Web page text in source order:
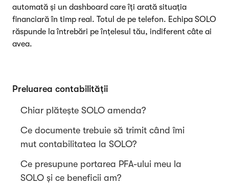
automată și un dashboard care îți arată situația
financiară în timp real. Totul de pe telefon. Echipa SOLO
răspunde la întrebări pe înțelesul tău, indiferent câte ai
avea.
Preluarea contabilității
Chiar plătește SOLO amenda?
Ce documente trebuie să trimit când îmi
mut contabilitatea la SOLO?
Ce presupune portarea PFA-ului meu la
SOLO și ce beneficii am?